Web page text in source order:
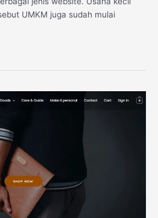
UMKM juga sudah mulai